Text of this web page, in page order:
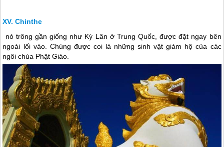
Chinthe
nó trông gần giống như Kỳ Lân ở Trung Quốc, được đặt ngay bên
ngoài lối vào. Chúng được coi là những sinh vật giám hộ của các
ngôi chùa Phật Giáo.